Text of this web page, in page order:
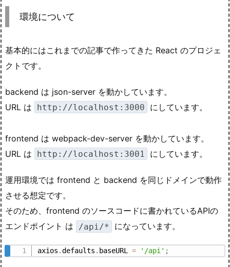
環境について
基本的にはこれまでの記事で作ってきた React のプロジェ
クトです。
backend は json-server を動かしています。
URL は
http://localhost:3000 にしています。
frontend は webpack-dev-server を動かしています。
URL は
http://localhost:3001 にしています。
運用環境では frontend と backend を同じドメインで動作
させる想定です。
そのため、frontend のソースコードに書かれているAPIの
エンドポイント は
/api/* になっています。
axios .defaults . baseURL = '/api' ;